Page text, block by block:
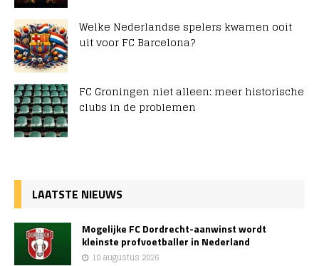
Welke Nederlandse spelers kwamen ooit
uit voor FC Barcelona?
FC Groningen niet alleen: meer historische
clubs in de problemen
LAATSTE NIEUWS
Mogelijke FC Dordrecht-aanwinst wordt
kleinste profvoetballer in Nederland
10 augustus 2026